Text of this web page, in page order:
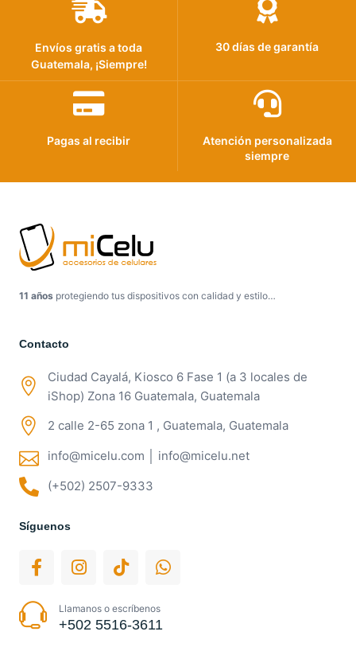
Envíos gratis a toda
Guatemala, ¡Siempre!
30 días de garantía
Pagas al recibir
Atención personalizada
siempre
11 años protegiendo tus dispositivos con calidad y estilo…
Contacto
Ciudad Cayalá, Kiosco 6 Fase 1 (a 3 locales de
iShop) Zona 16 Guatemala, Guatemala
2 calle 2-65 zona 1 , Guatemala, Guatemala
info@micelu.com │ info@micelu.net
(+502) 2507-9333
Síguenos
Llamanos o escríbenos
+502 5516-3611